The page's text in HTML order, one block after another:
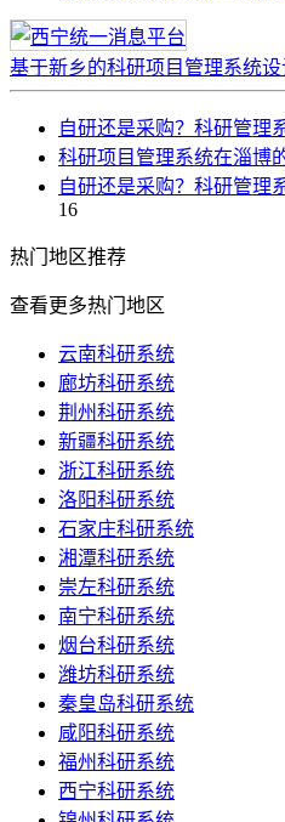
基于新乡的科研项目管理系统
自研还是采购？科研管理
科研项目管理系统在淄博
自研还是采购？科研管理
16
热门 地区推荐
查看更多热门地区
云南科研系统
廊坊科研系统
荆州科研系统
新疆科研系统
浙江科研系统
洛阳科研系统
石家庄科研系统
湘潭科研系统
崇左科研系统
南宁科研系统
烟台科研系统
潍坊科研系统
秦皇岛科研系统
咸阳科研系统
福州科研系统
西宁科研系统